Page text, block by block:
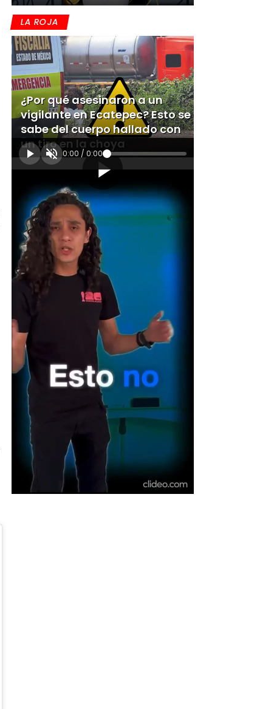
LA ROJA
¿Por qué asesinaron a un
vigilante en Ecatepec? Esto se
sabe del cuerpo hallado con
un tiro en la choya
0:00 / 0:00
[Publicidad]